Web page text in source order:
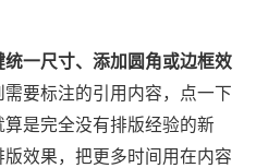
统一尺寸、添加圆角或边框效
要标注的引用内容，点一下
是完全没有排版经验的新
效果，把更多时间用在内容